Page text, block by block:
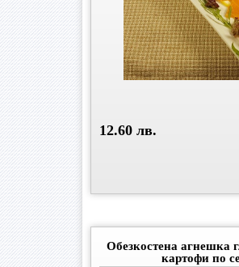
12.60 лв.
Обезкостена агнешка
картофи по